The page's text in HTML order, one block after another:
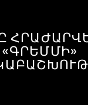
Ը
«ԳՐԵՄՄԻ»